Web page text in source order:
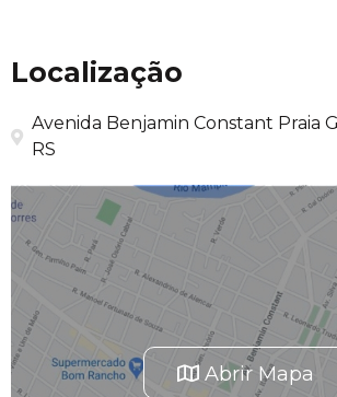
Localização
Avenida Benjamin Constant Praia
RS
Abrir Mapa